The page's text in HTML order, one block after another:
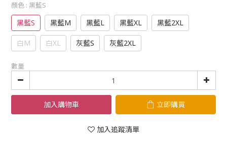
顏色 : 黑藍S
黑藍S 黑藍M 黑藍L 黑藍XL 黑藍2XL
白M 白XL 灰藍S 灰藍2XL
數量
加入購物車 立即購買
加入追蹤清單